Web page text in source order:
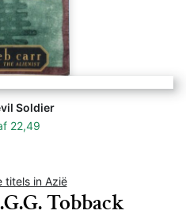
Soldier
22,49
titels in Azië
Tobback